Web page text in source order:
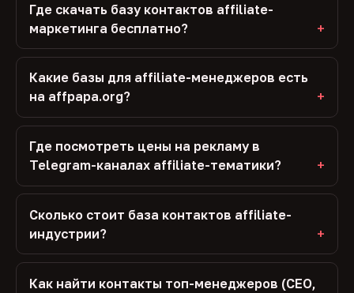
Где скачать базу контактов affiliate-
маркетинга бесплатно?
Какие базы для affiliate-менеджеров есть
на affpapa.org?
Где посмотреть цены на рекламу в
Telegram-каналах affiliate-тематики?
Сколько стоит база контактов affiliate-
индустрии?
Как найти контакты топ-менеджеров (CEO,